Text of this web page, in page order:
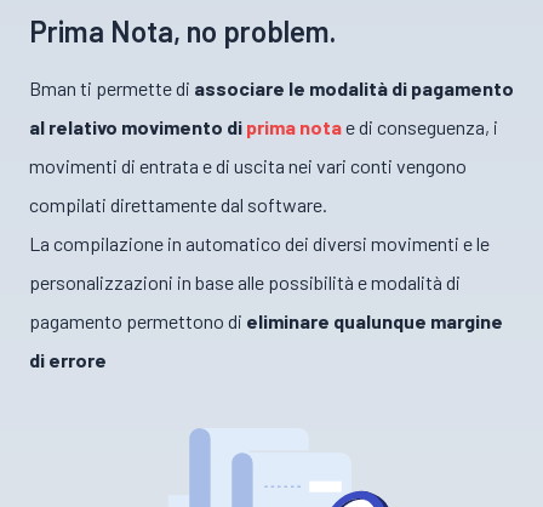
Prima Nota, no problem.
Bman ti permette di associare le modalità di pagamento
al relativo movimento di prima notae di conseguenza, i
movimenti di entrata e di uscita nei vari conti vengono
compilati direttamente dal software.
La compilazione in automatico dei diversi movimenti e le
personalizzazioni in base alle possibilità e modalità di
pagamento permettono di eliminare qualunque margine
di errore